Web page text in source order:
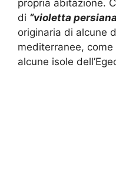
propria abitazione.
di “violetta
originaria di alcune
mediterranee,
alcune isole